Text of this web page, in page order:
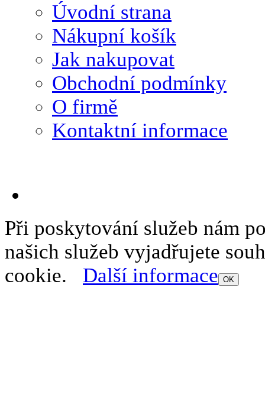
Úvodní strana
Nákupní košík
Jak nakupovat
Obchodní podmínky
O firmě
Kontaktní informace
Při poskytování služeb nám
našich služeb vyjadřujete
cookie. Další informace